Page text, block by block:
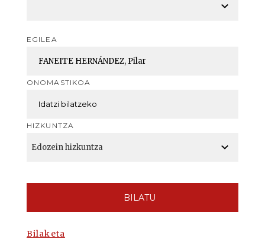
EGILEA
ONOMASTIKOA
HIZKUNTZA
BILATU
Bilaketa